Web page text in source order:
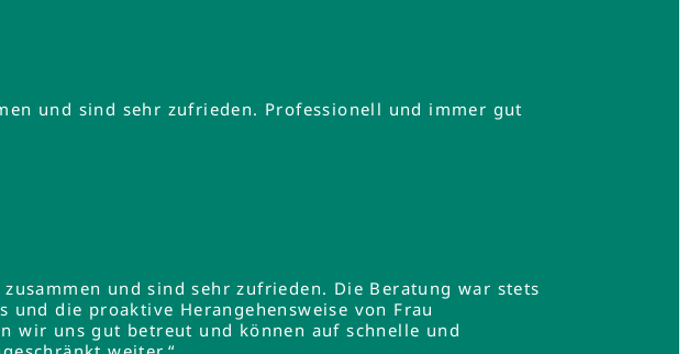
und sind sehr zufrieden. Professionell und immer gut
und sind sehr zufrieden. Die Beratung war stets
die proaktive Herangehensweise von Frau
wir uns gut betreut und können auf schnelle und